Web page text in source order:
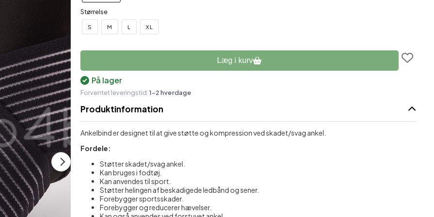
Økologisk Hudpleje
Plastre mod ømhed
Shampoo & balsam
Skulder- og nakkestøtte
Støttestrømper
Størrelse
S M L XL
Læg i kurv
På lager
Forventet leveringstid:1-2 hverdage
Produktinformation
Ankelbind er designet til at give støtte og kompression ved skadet/svag ankel.
Fordele:
Støtter skadet/svag ankel.
Kan bruges i fodtøj.
Kan anvendes til sport.
Støtter helingen af beskadigede ledbånd og sener.
Forebygger sportsskader.
Forebygger og reducerer hævelser.